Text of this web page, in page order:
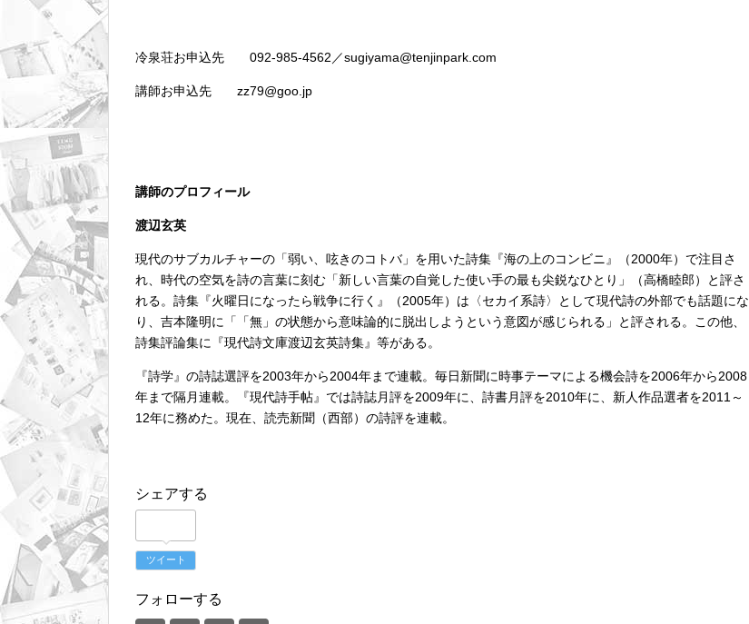
冷泉荘お申込先 092-985-4562／sugiyama@tenjinpark.com
講師お申込先 zz79@goo.jp
講師のプロフィール
渡辺玄英
現代のサブカルチャーの「弱い、呟きのコトバ」を用いた詩集『海の上のコンビニ』（2000年）で注目さ
れ、時代の空気を詩の言葉に刻む「新しい言葉の自覚した使い手の最も尖鋭なひとり」（高橋睦郎）と評さ
れる。詩集『火曜日になったら戦争に行く』（2005年）は〈セカイ系詩〉として現代詩の外部でも話題にな
り、吉本隆明に「「無」の状態から意味論的に脱出しようという意図が感じられる」と評される。この他、
詩集評論集に『現代詩文庫渡辺玄英詩集』等がある。
『詩学』の詩誌選評を2003年から2004年まで連載。毎日新聞に時事テーマによる機会詩を2006年から2008
年まで隔月連載。『現代詩手帖』では詩誌月評を2009年に、詩書月評を2010年に、新人作品選者を2011～
12年に務めた。現在、読売新聞（西部）の詩評を連載。
シェアする
ツイート
フォローする